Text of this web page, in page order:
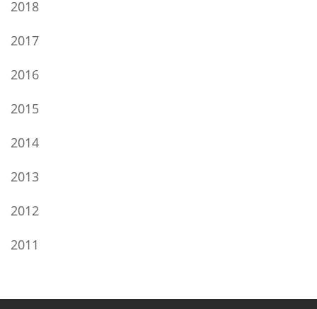
2018
2017
2016
2015
2014
2013
2012
2011